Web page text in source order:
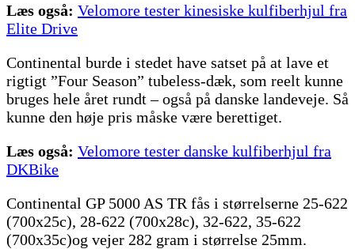
Læs også: Velomore tester kinesiske kulfiberhjul fra
Elite Drive
Continental burde i stedet have satset på at lave et
rigtigt ”Four Season” tubeless-dæk, som reelt kunne
bruges hele året rundt – også på danske landeveje. Så
kunne den høje pris måske være berettiget.
Læs også: Velomore tester danske kulfiberhjul fra
DKBike
Continental GP 5000 AS TR fås i størrelserne 25-622
(700x25c), 28-622 (700x28c), 32-622, 35-622
(700x35c)og vejer 282 gram i størrelse 25mm.